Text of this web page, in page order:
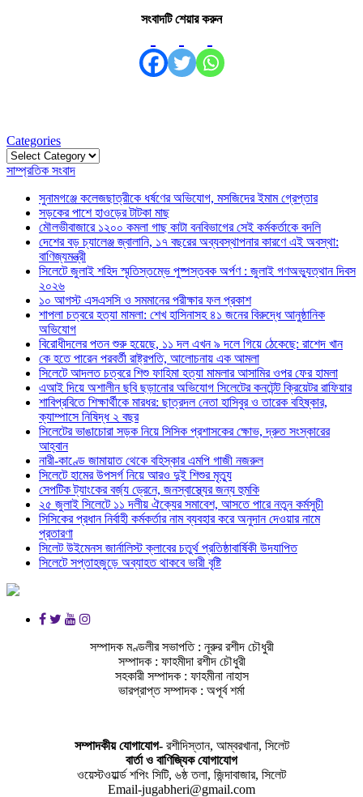
সংবাদটি শেয়ার করুন
Categories
Categories
সাম্প্রতিক সংবাদ
সুনামগঞ্জে কলেজছাত্রীকে ধর্ষণের অভিযোগ, মসজিদের ইমাম গ্রেপ্তার
সড়কের পাশে হাওড়ের টাটকা মাছ
মৌলভীবাজারে ১২০০ কমলা গাছ কাটা বনবিভাগের সেই কর্মকর্তাকে বদলি
দেশের বড় চ্যালেঞ্জ জ্বালানি, ১৭ বছরের অব্যবস্থাপনার কারণে এই অবস্থা:
বাণিজ্যমন্ত্রী
সিলেটে জুলাই শহিদ স্মৃতিস্তম্ভে পুষ্পস্তবক অর্পণ : জুলাই গণঅভ্যুত্থান দিবস
২০২৬
১০ আগস্ট এসএসসি ও সমমানের পরীক্ষার ফল প্রকাশ
শাপলা চত্বরে হত্যা মামলা: শেখ হাসিনাসহ ৪১ জনের বিরুদ্ধে আনুষ্ঠানিক
অভিযোগ
বিরোধীদলের পতন শুরু হয়েছে, ১১ দল এখন ৯ দলে গিয়ে ঠেকেছে: রাশেদ খান
কে হতে পারেন পরবর্তী রাষ্ট্রপতি, আলোচনায় এক আমলা
সিলেটে আদলত চত্বরে শিশু ফাহিমা হত্যা মামলার আসামির ওপর ফের হামলা
এআই দিয়ে অশালীন ছবি ছড়ানোর অভিযোগ সিলেটের কনটেন্ট ক্রিয়েটর রাফিয়ার
শাবিপ্রবিতে শিক্ষার্থীকে মারধর: ছাত্রদল নেতা হাসিবুর ও তারেক বহিষ্কার,
ক্যাম্পাসে নিষিদ্ধ ২ বছর
সিলেটের ভাঙাচোরা সড়ক নিয়ে সিসিক প্রশাসকের ক্ষোভ, দ্রুত সংস্কারের
আহ্বান
নারী-কাণ্ডে জামায়াত থেকে বহিস্কার এমপি গাজী নজরুল
সিলেটে হামের উপসর্গ নিয়ে আরও দুই শিশুর মৃত্যু
সেপটিক ট্যাংকের বর্জ্য ড্রেনে, জনস্বাস্থ্যের জন্য হুমকি
২৫ জুলাই সিলেটে ১১ দলীয় ঐক্যের সমাবেশ, আসতে পারে নতুন কর্মসুচী
সিসিকের প্রধান নির্বাহী কর্মকর্তার নাম ব্যবহার করে অনুদান দেওয়ার নামে
প্রতারণা
সিলেট উইমেনস জার্নালিস্ট ক্লাবের চতুর্থ প্রতিষ্ঠাবার্ষিকী উদযাপিত
সিলেটে সপ্তাহজুড়ে অব্যাহত থাকবে ভারী বৃষ্টি
সম্পাদক মণ্ডলীর সভাপতি : নূরুর রশীদ চৌধুরী
সম্পাদক : ফাহমীদা রশীদ চৌধুরী
সহকারী সম্পাদক : ফাহমীনা নাহাস
ভারপ্রাপ্ত সম্পাদক : অপূর্ব শর্মা
সম্পাদকীয় যােগাযোগ-রশীদিস্তান, আম্বরখানা, সিলেট
বার্তা ও বাণিজ্যিক যোগাযােগ
ওয়েস্টওয়ার্ল্ড শপিং সিটি, ৬ষ্ঠ তলা, জিন্দাবাজার, সিলেট
Email-jugabheri@gmail.com